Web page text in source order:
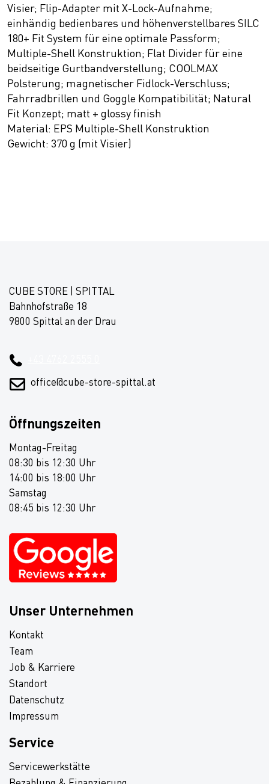
Visier; Flip-Adapter mit X-Lock-Aufnahme;
einhändig bedienbares und höhenverstellbares SILC
180+ Fit System für eine optimale Passform;
Multiple-Shell Konstruktion; Flat Divider für eine
beidseitige Gurtbandverstellung; COOLMAX
Polsterung; magnetischer Fidlock-Verschluss;
Fahrradbrillen und Goggle Kompatibilität; Natural
Fit Konzept; matt + glossy finish
Material: EPS Multiple-Shell Konstruktion
Gewicht: 370 g (mit Visier)
CUBE STORE | SPITTAL
Bahnhofstraße 18
9800 Spittal an der Drau
office@cube-store-spittal.at
Öffnungszeiten
Montag-Freitag
08:30 bis 12:30 Uhr
14:00 bis 18:00 Uhr
Samstag
08:45 bis 12:30 Uhr
Unser Unternehmen
Kontakt
Team
Job & Karriere
Standort
Datenschutz
Impressum
Service
Servicewerkstätte